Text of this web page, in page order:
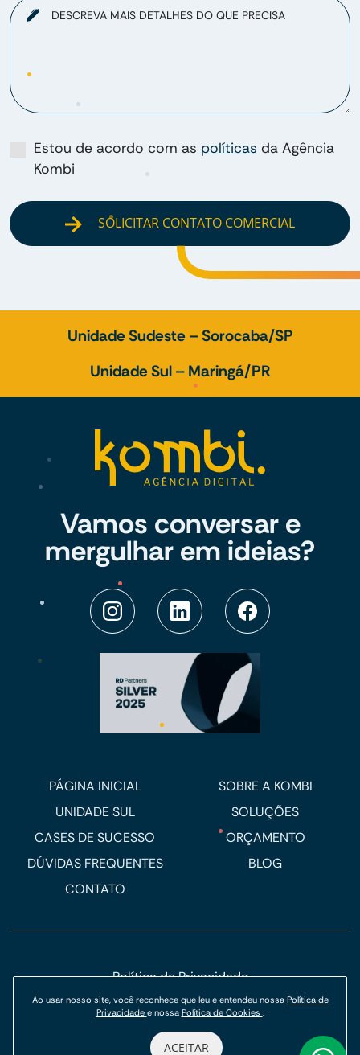
DESCREVA MAIS DETALHES DO QUE PRECISA
Estou de acordo com as políticas da Agência
Kombi
SOLICITAR CONTATO COMERCIAL
Unidade Sudeste – Sorocaba/SP
Unidade Sul – Maringá/PR
Vamos conversar e
mergulhar em ideias?
PÁGINA INICIAL
SOBRE A KOMBI
UNIDADE SUL
SOLUÇÕES
CASES DE SUCESSO
ORÇAMENTO
DÚVIDAS FREQUENTES
BLOG
CONTATO
Política de Privacidade
Política de Cookies
© Kombi Agência Digital 2026.
Ao usar nosso site, você reconhece que leu e entendeu nossa Política de
Privacidade e nossa Política de Cookies .
ACEITAR